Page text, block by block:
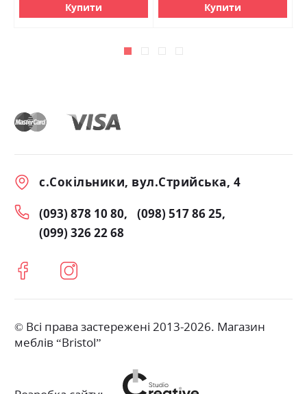
Купити Купити
с.Сокільники, вул.Стрийська, 4
(093) 878 10 80
(098) 517 86 25
(099) 326 22 68
© Всі права застережені 2013-2026. Магазин
меблів “Bristol”